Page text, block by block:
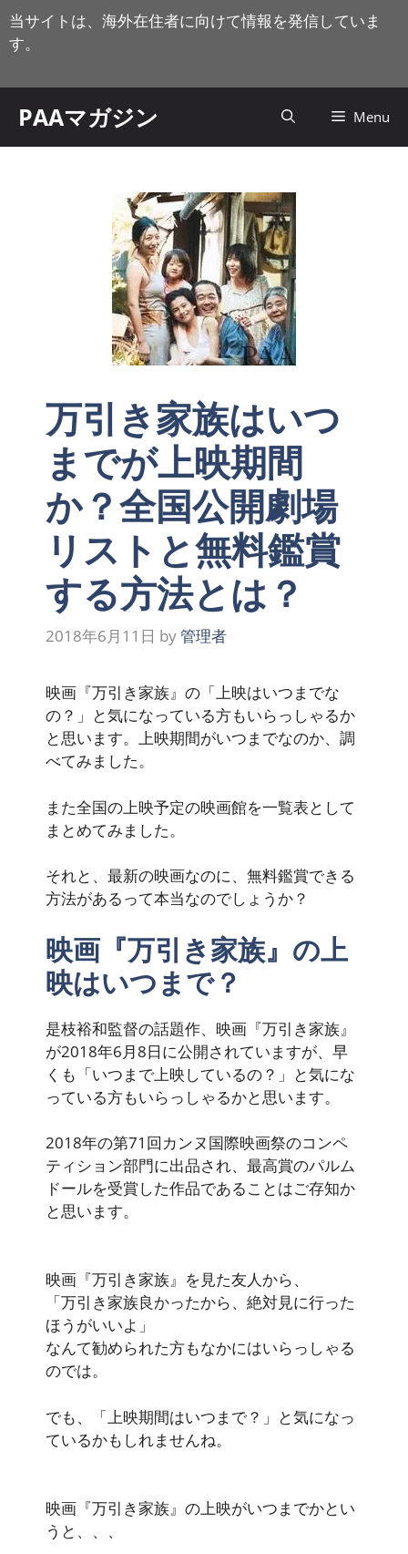
コ
ン
テ
ス
当サイトは、海外在住者に向けて情報を発信していま
す。
PAAマガジン Menu
万引き家族はいつ
までが上映期間
か？全国公開劇場
リストと無料鑑賞
する方法とは？
2018年6月11日 by管理者
映画『万引き家族』の「上映はいつまでな
の？」と気になっている方もいらっしゃるか
と思います。上映期間がいつまでなのか、調
べてみました。
また全国の上映予定の映画館を一覧表として
まとめてみました。
それと、最新の映画なのに、無料鑑賞できる
方法があるって本当なのでしょうか？
映画『万引き家族』の上
映はいつまで？
是枝裕和監督の話題作、映画『万引き家族』
が2018年6月8日に公開されていますが、早
くも「いつまで上映しているの？」と気にな
っている方もいらっしゃるかと思います。
2018年の第71回カンヌ国際映画祭のコンペ
ティション部門に出品され、最高賞のパルム
ドールを受賞した作品であることはご存知か
と思います。
映画『万引き家族』を見た友人から、
「万引き家族良かったから、絶対見に行った
ほうがいいよ」
なんて勧められた方もなかにはいらっしゃる
のでは。
でも、「上映期間はいつまで？」と気になっ
ているかもしれませんね。
映画『万引き家族』の上映がいつまでかとい
うと、、、